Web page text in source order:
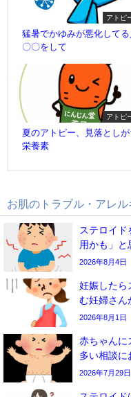
アトピ
猛暑でかゆみが悪化してる
〇〇をして
アトピ
夏のアトピー、見落としが
栄養素
お肌のトラブル・アレル
ステロイ
用かも」と
2026年8月4日
妊娠したら
む妊婦さん
2026年8月1日
赤ちゃんに
多い相談に
2026年7月29日